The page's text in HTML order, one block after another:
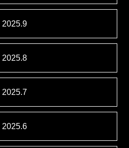
2025.9
2025.8
2025.7
2025.6